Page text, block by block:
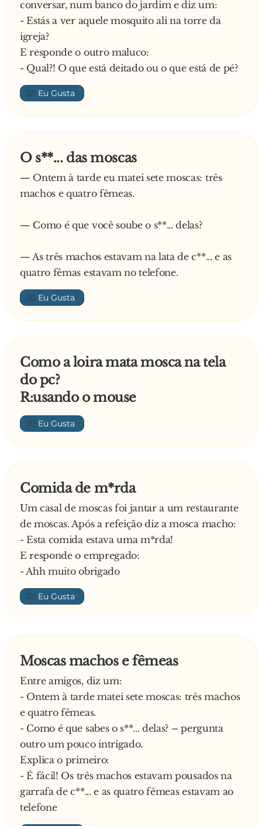
conversar, num banco do jardim e diz um:
- Estás a ver aquele mosquito ali na torre da
igreja?
E responde o outro maluco:
- Qual?! O que está deitado ou o que está de pé?
👍🏼
O s**... das moscas
— Ontem à tarde eu matei sete moscas: três
machos e quatro fêmeas.
— Como é que você soube o s**... delas?
— As três machos estavam na lata de c**... e as
quatro fêmas estavam no telefone.
👍🏼
Como a loira mata mosca na tela
do pc?
R:usando o mouse
👍🏼
Comida de m*rda
Um casal de moscas foi jantar a um restaurante
de moscas. Após a refeição diz a mosca macho:
- Esta comida estava uma m*rda!
E responde o empregado:
- Ahh muito obrigado
👍🏼
Moscas machos e fêmeas
Entre amigos, diz um:
- Ontem à tarde matei sete moscas: três machos
e quatro fêmeas.
- Como é que sabes o s**... delas? – pergunta
outro um pouco intrigado.
Explica o primeiro:
- É fácil! Os três machos estavam pousados na
garrafa de c**... e as quatro fêmeas estavam ao
telefone